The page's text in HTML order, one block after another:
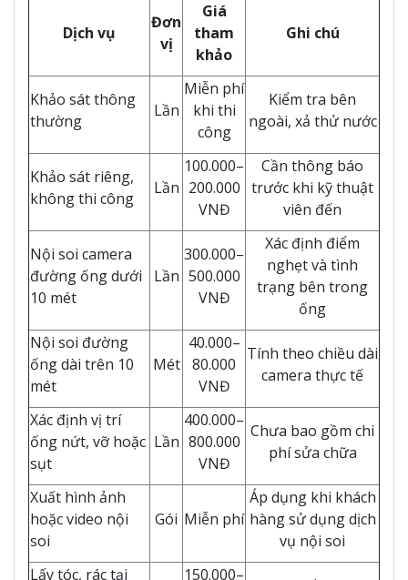
Dịch vụ
Đơn
vị
Giá
tham
khảo
Ghi chú
Khảo sát thông
thường
Lần
Miễn phí
khi thi
công
Kiểm tra bên
ngoài, xả thử nước
Khảo sát riêng,
không thi công
Lần
100.000–
200.000
VNĐ
Cần thông báo
trước khi kỹ thuật
viên đến
Nội soi camera
đường ống dưới
10 mét
Lần
300.000–
500.000
VNĐ
Xác định điểm
nghẹt và tình
trạng bên trong
ống
Nội soi đường
ống dài trên 10
mét
Mét
40.000–
80.000
VNĐ
Tính theo chiều dài
camera thực tế
Xác định vị trí
ống nứt, vỡ hoặc
sụt
Lần
400.000–
800.000
VNĐ
Chưa bao gồm chi
phí sửa chữa
Xuất hình ảnh
hoặc video nội
soi
Gói Miễn phí
Áp dụng khi khách
hàng sử dụng dịch
vụ nội soi
Lấy tóc, rác tại
150.000–